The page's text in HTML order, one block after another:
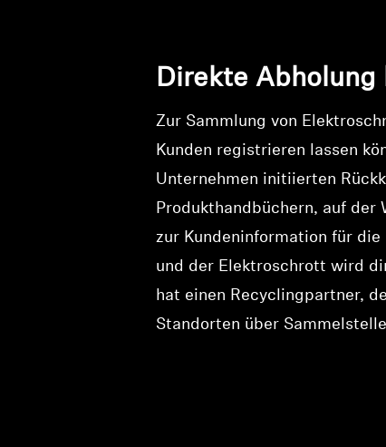
Direkte Abholung
Zur Sammlung von
Kunden registrieren lassen
Unternehmen initiierten
Produkthandbüchern, auf der
zur Kundeninformation für
und der Elektroschrott wird
hat einen Recyclingpartner,
Standorten über